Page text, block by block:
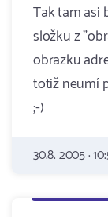
Tak tam asi
složku z
obrazku
totiž neumí
;-)
30.8. 2005 ·